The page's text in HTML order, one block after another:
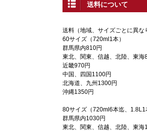
送料について
送料（地域、サイズごとに異な
60サイズ（720ml1本）
群馬県内810円
東北、関東、信越、北陸、東海
近畿970円
中国、四国1100円
北海道、九州1300円
沖縄1350円
80サイズ（720ml6本迄、1.8L1
群馬県内1030円
東北、関東、信越、北陸、東海